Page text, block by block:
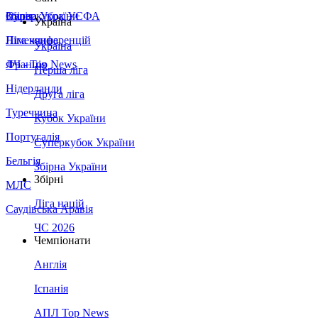
Збірна України
Італія
Німеччина
Франція
Нідерланди
Туреччина
Португалія
Бельгія
МЛС
Саудівська Аравія
Суперкубок УЄФА
Ліга конференцій
ЛЧ - Top News
Україна
Україна
Перша ліга
Друга ліга
Кубок України
Суперкубок України
Збірна України
Збірні
Ліга націй
ЧС 2026
Чемпіонати
Англія
Іспанія
АПЛ Top News